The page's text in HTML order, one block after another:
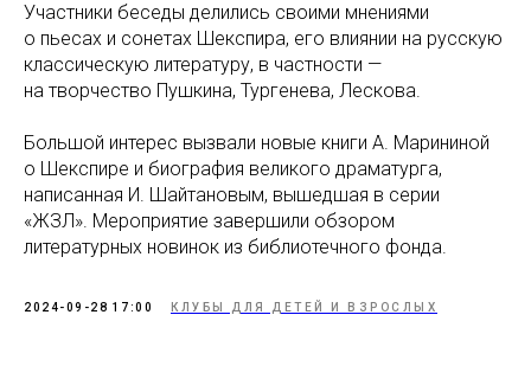
Участники беседы делились своими мнениями
о пьесах и сонетах Шекспира, его влиянии на русскую
классическую литературу, в частности —
на творчество Пушкина, Тургенева, Лескова.
Большой интерес вызвали новые книги А. Марининой
о Шекспире и биография великого драматурга,
написанная И. Шайтановым, вышедшая в серии
«ЖЗЛ». Мероприятие завершили обзором
литературных новинок из библиотечного фонда.
2024-09-28 17:00 КЛУБЫ ДЛЯ ДЕТЕЙ И ВЗРОСЛЫХ